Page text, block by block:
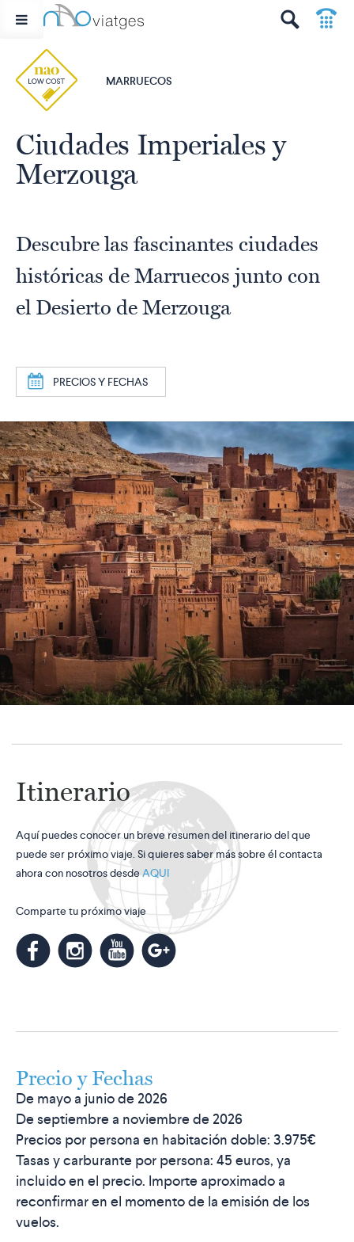
MARRUECOS
Ciudades Imperiales y
Merzouga
Descubre las fascinantes ciudades
históricas de Marruecos junto con
el Desierto de Merzouga
a PRECIOS Y FECHAS
Itinerario
Aquí puedes conocer un breve resumen del itinerario del que
puede ser próximo viaje. Si quieres saber más sobre él contacta
ahora con nosotros desdeAQUI
Comparte tu próximo viaje
mknl
Precio y Fechas
De mayo a junio de 2026
De septiembre a noviembre de 2026
Precios por persona en habitación doble: 3.975€
Tasas y carburante por persona: 45 euros, ya
incluido en el precio. Importe aproximado a
reconfirmar en el momento de la emisión de los
vuelos.
t
p